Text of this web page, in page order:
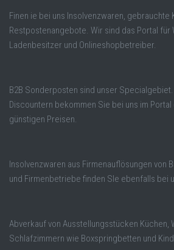
Finen ie bei uns Insolvenzwaren, gebrauchte
Restpostenangebote. Wir sind das Portal für
Ladenbesitzer und Onlineshopbetreiber.
B2B Sonderposten sind unser
Discountern bekommen Sie bei uns im
günstigen Preisen.
Insolvenzwaren aus Firmenauflösungen von
und Firmenbetriebe finden SIe ebenfalls bei
Abverkauf von Ausstellungsstücken Küchen,
Schlafzimmern wie Boxspringbetten und